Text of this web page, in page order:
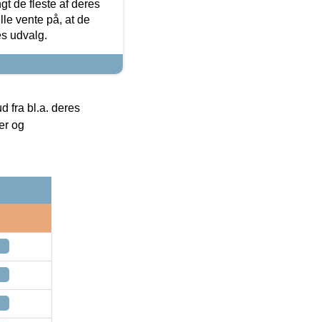
de fleste af deres
vente på, at de
udvalg.
fra bl.a. deres
og